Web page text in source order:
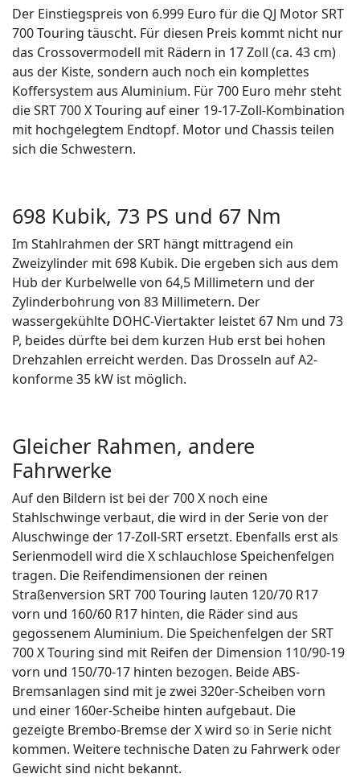
Der Einstiegspreis von 6.999 Euro für die QJ Motor SRT
700 Touring täuscht. Für diesen Preis kommt nicht nur
das Crossovermodell mit Rädern in 17 Zoll (ca. 43 cm)
aus der Kiste, sondern auch noch ein komplettes
Koffersystem aus Aluminium. Für 700 Euro mehr steht
die SRT 700 X Touring auf einer 19-17-Zoll-Kombination
mit hochgelegtem Endtopf. Motor und Chassis teilen
sich die Schwestern.
698 Kubik, 73 PS und 67 Nm
Im Stahlrahmen der SRT hängt mittragend ein
Zweizylinder mit 698 Kubik. Die ergeben sich aus dem
Hub der Kurbelwelle von 64,5 Millimetern und der
Zylinderbohrung von 83 Millimetern. Der
wassergekühlte DOHC-Viertakter leistet 67 Nm und 73
P, beides dürfte bei dem kurzen Hub erst bei hohen
Drehzahlen erreicht werden. Das Drosseln auf A2-
konforme 35 kW ist möglich.
Gleicher Rahmen, andere
Fahrwerke
Auf den Bildern ist bei der 700 X noch eine
Stahlschwinge verbaut, die wird in der Serie von der
Aluschwinge der 17-Zoll-SRT ersetzt. Ebenfalls erst als
Serienmodell wird die X schlauchlose Speichenfelgen
tragen. Die Reifendimensionen der reinen
Straßenversion SRT 700 Touring lauten 120/70 R17
vorn und 160/60 R17 hinten, die Räder sind aus
gegossenem Aluminium. Die Speichenfelgen der SRT
700 X Touring sind mit Reifen der Dimension 110/90-19
vorn und 150/70-17 hinten bezogen. Beide ABS-
Bremsanlagen sind mit je zwei 320er-Scheiben vorn
und einer 160er-Scheibe hinten aufgebaut. Die
gezeigte Brembo-Bremse der X wird so in Serie nicht
kommen. Weitere technische Daten zu Fahrwerk oder
Gewicht sind nicht bekannt.